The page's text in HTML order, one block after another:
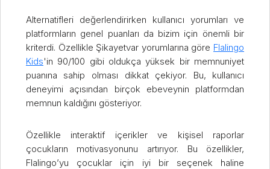
Alternatifleri değerlendirirken kullanıcı yorumları ve
platformların genel puanları da bizim için önemli bir
kriterdi. Özellikle Şikayetvar yorumlarına göre Flalingo
Kids'in 90/100 gibi oldukça yüksek bir memnuniyet
puanına sahip olması dikkat çekiyor. Bu, kullanıcı
deneyimi açısından birçok ebeveynin platformdan
memnun kaldığını gösteriyor.
Özellikle interaktif içerikler ve kişisel raporlar
çocukların motivasyonunu artırıyor. Bu özellikler,
Flalingo’yu çocuklar için iyi bir seçenek haline